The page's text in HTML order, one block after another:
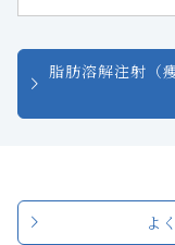
脂肪溶解注射（
よ